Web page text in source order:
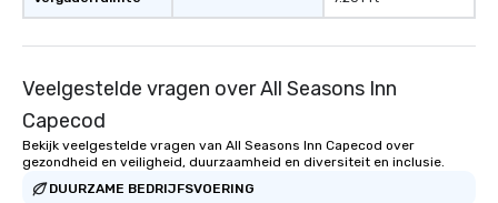
Magic—We Motivate and
team-building
wonder among
Veelgestelde vragen over All Seasons Inn
Capecod
Bekijk veelgestelde vragen van All Seasons Inn Capecod over
gezondheid en veiligheid, duurzaamheid en diversiteit en inclusie.
DUURZAME BEDRIJFSVOERING